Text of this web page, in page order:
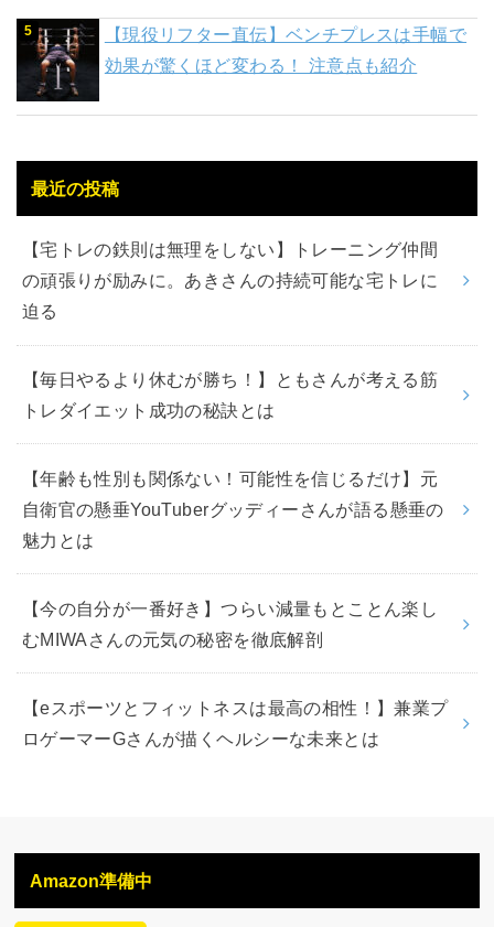
【現役リフター直伝】ベンチプレスは手幅で
効果が驚くほど変わる！ 注意点も紹介
最近の投稿
【宅トレの鉄則は無理をしない】トレーニング仲間
の頑張りが励みに。あきさんの持続可能な宅トレに
迫る
【毎日やるより休むが勝ち！】ともさんが考える筋
トレダイエット成功の秘訣とは
【年齢も性別も関係ない！可能性を信じるだけ】元
自衛官の懸垂YouTuberグッディーさんが語る懸垂の
魅力とは
【今の自分が一番好き】つらい減量もとことん楽し
むMIWAさんの元気の秘密を徹底解剖
【eスポーツとフィットネスは最高の相性！】兼業プ
ロゲーマーGさんが描くヘルシーな未来とは
Amazon準備中